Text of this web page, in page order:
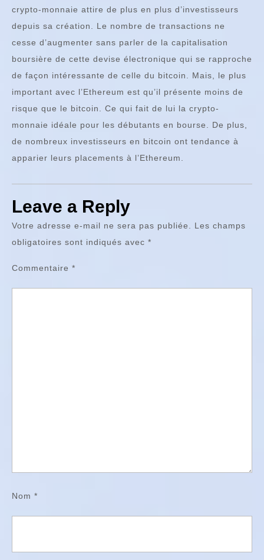
crypto-monnaie attire de plus en plus d’investisseurs
depuis sa création. Le nombre de transactions ne
cesse d’augmenter sans parler de la capitalisation
boursière de cette devise électronique qui se rapproche
de façon intéressante de celle du bitcoin. Mais, le plus
important avec l’Ethereum est qu’il présente moins de
risque que le bitcoin. Ce qui fait de lui la crypto-
monnaie idéale pour les débutants en bourse. De plus,
de nombreux investisseurs en bitcoin ont tendance à
apparier leurs placements à l’Ethereum.
Leave a Reply
Votre adresse e-mail ne sera pas publiée.
Les champs
obligatoires sont indiqués avec *
Commentaire *
Nom *